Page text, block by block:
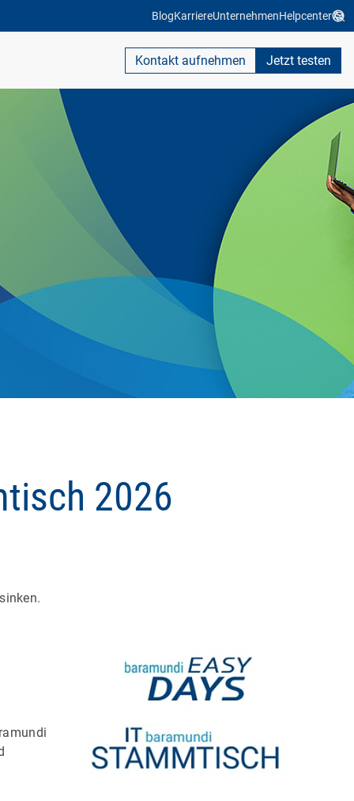
BlogKarriereUnternehmenHelpcenter
Kontakt aufnehmen Jetzt testen
2026